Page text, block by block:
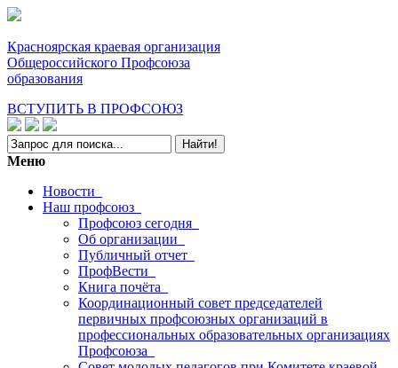
Красноярская краевая организация
Общероссийского Профсоюза
образования
ВСТУПИТЬ В ПРОФСОЮЗ
Меню
Новости
Наш профсоюз
Профсоюз сегодня
Об организации
Публичный отчет
ПрофВести
Книга почёта
Координационный совет председателей
первичных профсоюзных организаций в
профессиональных образовательных организациях
Профсоюза